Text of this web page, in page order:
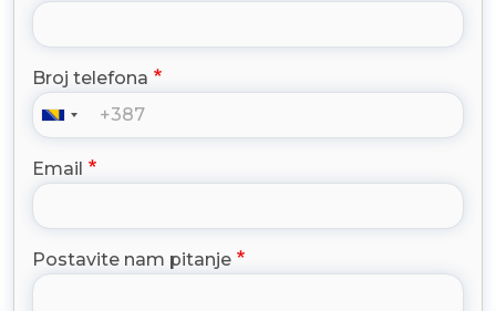
Broj telefona
Email
Postavite nam pitanje